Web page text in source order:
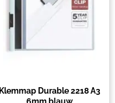
Klemmap Durable 2218 A3